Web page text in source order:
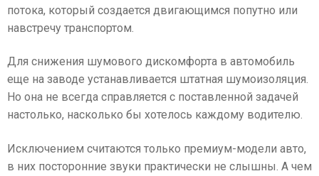
потока, который создается двигающимся попутно или
навстречу транспортом.
Для снижения шумового дискомфорта в автомобиль
еще на заводе устанавливается штатная шумоизоляция.
Но она не всегда справляется с поставленной задачей
настолько, насколько бы хотелось каждому водителю.
Исключением считаются только премиум-модели авто,
в них посторонние звуки практически не слышны. А чем